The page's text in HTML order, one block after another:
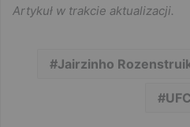
Artykuł w trakcie aktualizacji.
Jairzinho
UFC